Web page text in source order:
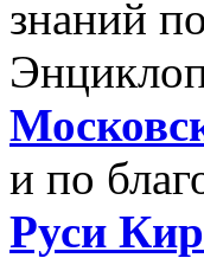
знаний
и по
Руси